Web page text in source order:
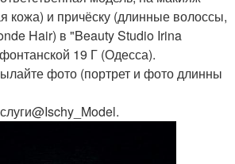
кожа) и причёску (длинные волоссы,
Hair) в "Beauty Studio Irina
19 Г (Одесса).
фото (портрет и фото длинны